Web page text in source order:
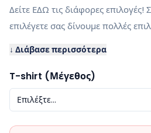
Δείτε ΕΔΩ τις διάφορες
επιλέγετε σας δίνουμε πολλές
↓ Διάβασε περισσότερα
T-shirt (Μέγεθος)
Επιλέξτε...